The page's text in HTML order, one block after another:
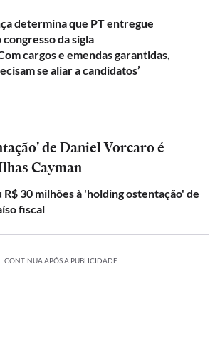
determina que PT entregue
da sigla
cargos e emendas garantidas,
se aliar a candidatos’
de Daniel Vorcaro é
Cayman
30 milhões à 'holding ostentação' de
fiscal
CONTINUA APÓS A PUBLICIDADE